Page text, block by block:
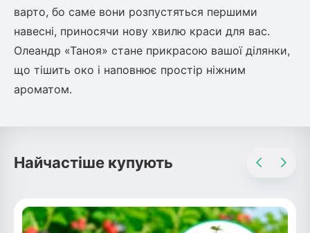
варто, бо саме вони розпустяться першими
навесні, приносячи нову хвилю краси для вас.
Олеандр «Таноя» стане прикрасою вашої ділянки,
що тішить око і наповнює простір ніжним
ароматом.
Найчастіше купують